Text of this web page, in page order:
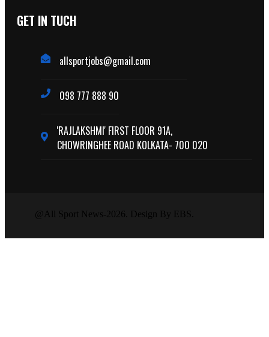
GET IN TUCH
allsportjobs@gmail.com
098 777 888 90
'RAJLAKSHMI' FIRST FLOOR 91A,
CHOWRINGHEE ROAD KOLKATA- 700 020
@All Sport News-2026. Design By EBS.